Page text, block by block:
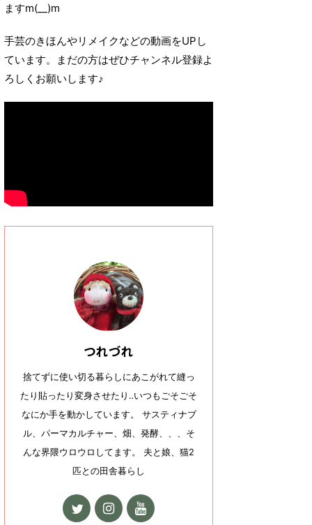
ますm(__)m
手芸のきほんやリメイクなどの動画をUPし
ています。まだの方はぜひチャンネル登録よ
ろしくお願いします♪
つれづれ
捨てずに使い切る暮らしにあこがれて縫っ
たり貼ったり変身させたり‥いつもごそごそ
なにか手を動かしています。 サスティナブ
ル、パーマカルチャー、畑、発酵、、、そ
んな界隈ウロウロしてます。 夫と娘、猫2
匹との田舎暮らし